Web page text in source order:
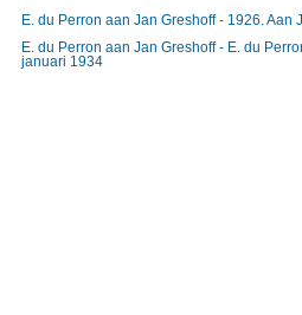
E. du Perron aan Jan Greshoff - 1926. Aan
E. du Perron aan Jan Greshoff - E. du
januari 1934